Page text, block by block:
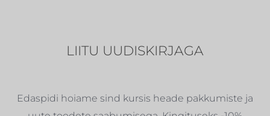
LIITU UUDISKIRJAGA
Edaspidi hoiame sind kursis heade pakkumiste ja